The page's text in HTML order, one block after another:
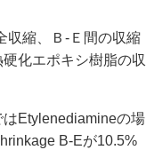
収縮、Ｂ-Ｅ間の収縮
化エポキシ樹脂の収
Etylenediamineの場
B-Eが10.5%